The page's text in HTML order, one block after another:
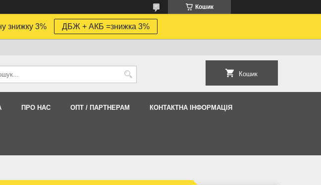
Кошик
знижку 3% ДБЖ + АКБ =знижка 3%
Кошик
ПРО НАС ОПТ / ПАРТНЕРАМ КОНТАКТНА ІНФОРМАЦІЯ